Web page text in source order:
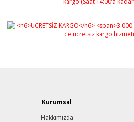
Kurumsal
Hakkımızda